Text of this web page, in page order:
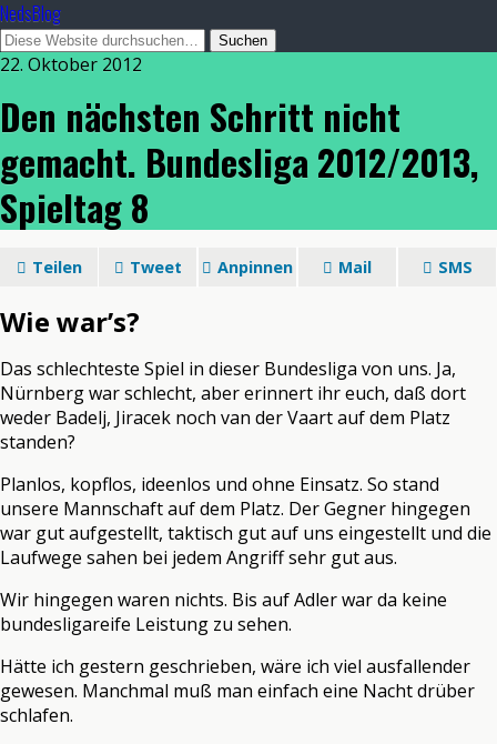
NedsBlog
22. Oktober 2012
Den nächsten Schritt nicht
gemacht. Bundesliga 2012/2013,
Spieltag 8
Teilen Tweet Anpinnen Mail SMS
Wie war’s?
Das schlechteste Spiel in dieser Bundesliga von uns. Ja,
Nürnberg war schlecht, aber erinnert ihr euch, daß dort
weder Badelj, Jiracek noch van der Vaart auf dem Platz
standen?
Planlos, kopflos, ideenlos und ohne Einsatz. So stand
unsere Mannschaft auf dem Platz. Der Gegner hingegen
war gut aufgestellt, taktisch gut auf uns eingestellt und die
Laufwege sahen bei jedem Angriff sehr gut aus.
Wir hingegen waren nichts. Bis auf Adler war da keine
bundesligareife Leistung zu sehen.
Hätte ich gestern geschrieben, wäre ich viel ausfallender
gewesen. Manchmal muß man einfach eine Nacht drüber
schlafen.